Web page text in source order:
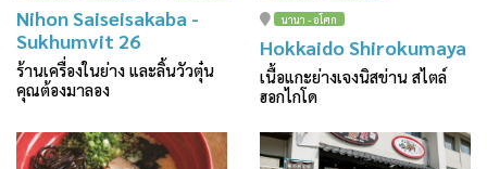
Nihon Saiseisakaba -
Sukhumvit 26
ร้านเครื่องในย่าง และลิ้นวัวตุ๋น
คุณต้องมาลอง
นานา - อโศก
Hokkaido Shirokumaya
เนื้อแกะย่างเจงนิสข่าน สไตล์
ฮอกไกโด